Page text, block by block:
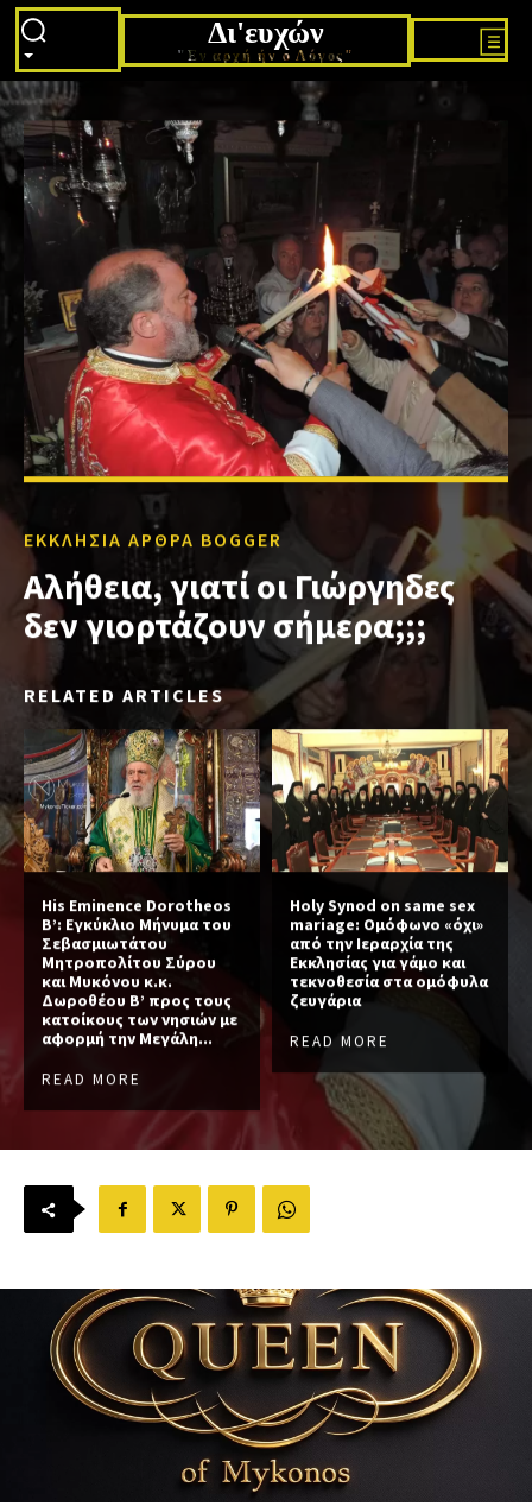
Δι'ευχών
"Εν αρχή ήν ο Λόγος"
ΕΚΚΛΗΣΙΑ ΑΡΘΡΑ BOGGER
Αλήθεια, γιατί οι Γιώργηδες
δεν γιορτάζουν σήμερα;;;
RELATED ARTICLES
His Eminence Dorotheos
B’: Εγκύκλιο Μήνυμα του
Σεβασμιωτάτου
Μητροπολίτου Σύρου
και Μυκόνου κ.κ.
Δωροθέου Β’ προς τους
κατοίκους των νησιών με
αφορμή την Μεγάλη...
READ MORE
Holy Synod on same sex
mariage: Ομόφωνο «όχι»
από την Ιεραρχία της
Εκκλησίας για γάμο και
τεκνοθεσία στα ομόφυλα
ζευγάρια
READ MORE